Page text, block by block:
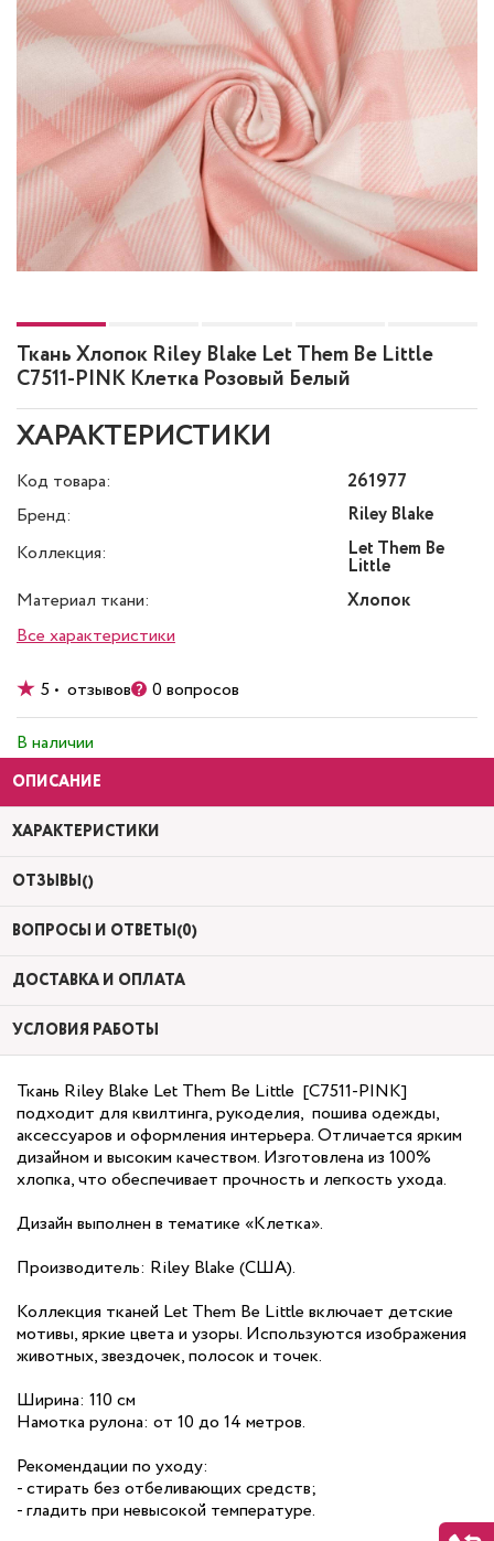
Ткань Хлопок Riley Blake Let Them Be Little
C7511-PINK Клетка Розовый Белый
ХАРАКТЕРИСТИКИ
Код товара:
261977
Бренд:
Riley Blake
Коллекция:
Let Them Be
Little
Материал ткани:
Хлопок
Все характеристики
5 • отзывов 0 вопросов
В наличии
ОПИСАНИЕ
ХАРАКТЕРИСТИКИ
ОТЗЫВЫ()
ВОПРОСЫ И ОТВЕТЫ(0)
ДОСТАВКА И ОПЛАТА
УСЛОВИЯ РАБОТЫ
Ткань Riley Blake Let Them Be Little [C7511-PINK]
подходит для квилтинга, рукоделия, пошива одежды,
аксессуаров и оформления интерьера. Отличается ярким
дизайном и высоким качеством. Изготовлена из 100%
хлопка, что обеспечивает прочность и легкость ухода.
Дизайн выполнен в тематике «Клетка».
Производитель: Riley Blake (США).
Коллекция тканей Let Them Be Little включает детские
мотивы, яркие цвета и узоры. Используются изображения
животных, звездочек, полосок и точек.
Ширина: 110 см
Намотка рулона: от 10 до 14 метров.
Рекомендации по уходу:
- стирать без отбеливающих средств;
- гладить при невысокой температуре.